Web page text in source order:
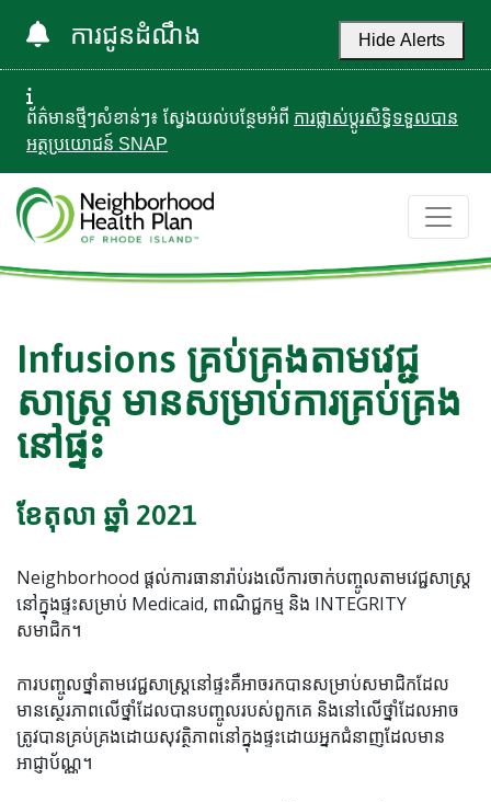
ការជូនដំណឹង Hide Alerts
ព័ត៌មានថ្មីៗសំខាន់ៗ៖ ស្វែងយល់បន្ថែមអំពី ការផ្លាស់ប្តូរសិទ្ធិទទួលបាន
អត្ថប្រយោជន៍ SNAP
Infusions គ្រប់គ្រងតាមវេជ្ជ
សាស្រ្ដ មានសម្រាប់ការគ្រប់គ្រង
នៅផ្ទះ
ខែតុលា ឆ្នាំ 2021
Neighborhood ផ្តល់ការធានារ៉ាប់រងលើការចាក់បញ្ចូលតាមវេជ្ជសាស្រ្ដ
នៅក្នុងផ្ទះសម្រាប់ Medicaid, ពាណិជ្ជកម្ម និង INTEGRITY
សមាជិក។
ការបញ្ចូលថ្នាំតាមវេជ្ជសាស្រ្ដនៅផ្ទះគឺអាចរកបានសម្រាប់សមាជិកដែល
មានស្ថេរភាពលើថ្នាំដែលបានបញ្ចូលរបស់ពួកគេ និងនៅលើថ្នាំដែលអាច
ត្រូវបានគ្រប់គ្រងដោយសុវត្ថិភាពនៅក្នុងផ្ទះដោយអ្នកជំនាញដែលមាន
អាជ្ញាប័ណ្ណ។